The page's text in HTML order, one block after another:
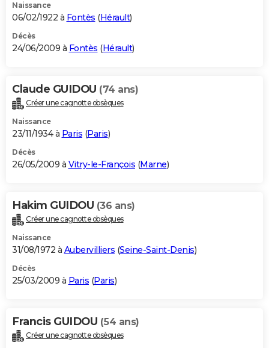
Naissance
06/02/1922 à Fontès (Hérault)
Décès
24/06/2009 à Fontès (Hérault)
Claude GUIDOU (74 ans)
Créer une cagnotte obsèques
Naissance
23/11/1934 à Paris (Paris)
Décès
26/05/2009 à Vitry-le-François (Marne)
Hakim GUIDOU (36 ans)
Créer une cagnotte obsèques
Naissance
31/08/1972 à Aubervilliers (Seine-Saint-Denis)
Décès
25/03/2009 à Paris (Paris)
Francis GUIDOU (54 ans)
Créer une cagnotte obsèques